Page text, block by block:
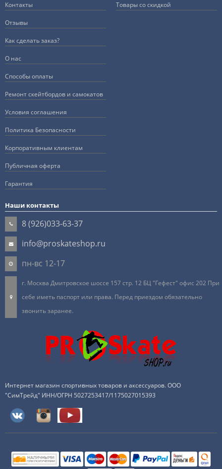
Контакты
Отзывы
Как сделать заказ?
О нас
Способы оплаты
Ремонт скейтбордов и самокатов
Условия соглашения
Политика Безопасности
Корпоративным клиентам
Публичная оферта
Гарантия
Товары со скидкой
Наши контакты
8 (926)033-63-37
info@proskateshop.ru
пн-вс 12-17
г. Москва Дмитровское шоссе 157 стр. 12 БЦ "Гефест" офис 202 При
себе иметь паспорт или права. Перед приездом обязательно
звонить заранее.
Интернет магазин спортивных товаров и аксессуаров. ООО
"СимТрейд" ИНН/ОГРН 5027253417/1175027015393